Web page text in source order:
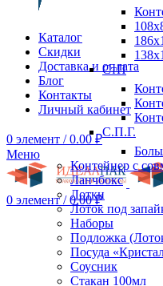
Каталог
Скидки
Доставка и оплата
Блог
Контакты
Личный кабинет
0 элемент / 0.00₽
Меню
0 элемент / 0.00₽
СтП
С.П.Г.
Контейнер с
Ланчбокс
Лотки
Лоток под
Наборы
Подложка
Посуда
Соусник
Стакан 100мл